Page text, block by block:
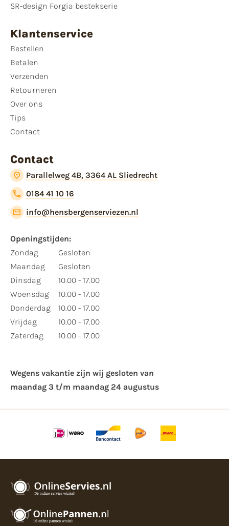
SR-design Forgia bestekserie
Klantenservice
Bestellen
Betalen
Verzenden
Retourneren
Over ons
Tips
Contact
Contact
Parallelweg 4B, 3364 AL Sliedrecht
0184 41 10 16
info@hensbergenserviezen.nl
Openingstijden:
Zondag
Maandag
Dinsdag
Woensdag
Donderdag
Vrijdag
Zaterdag
Gesloten
Gesloten
10.00 - 17.00
10.00 - 17.00
10.00 - 17.00
10.00 - 17.00
10.00 - 17.00
Wegens vakantie zijn wij gesloten van ​
maandag 3 t/m maandag 24 augustus